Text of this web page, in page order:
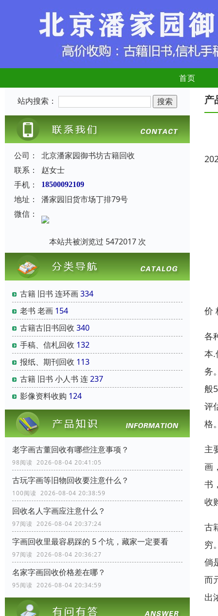
首页
站内搜索：
公司：
北京潘家园御书坊古籍回收
联系：
赵女士
手机：
18500092109
地址：
潘家园旧货市场丁排79号
微信：
本站共被浏览过 5472017 次
古籍 旧书 连环画334
老书 老画 154
古籍古旧书回收 340
手稿、信札回收 132
报纸、期刊回收 113
古籍 旧书 小人书 连237
影像资料收购 124
老字画古董回收有哪些注意事项？
98阅读 2026-08-04 20:41:05
古玩字画等旧物回收要注意什么？
100阅读 2026-08-04 20:38:59
回收名人字画应注意什么？
97阅读 2026-08-04 20:37:24
字画回收里最容易踩的 5 个坑，藏家一定要看
97阅读 2026-08-04 20:36:27
名家字画回收价格差在哪？
95阅读 2026-08-04 20:34:59
产
价
各
本.
务
般
评
格
主
画
书
收
古
穷
倘
而
出